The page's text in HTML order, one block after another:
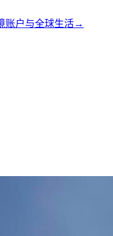
账户与全球生活→